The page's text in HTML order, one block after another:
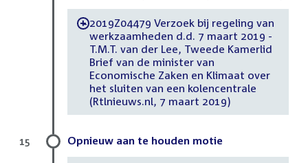
-2019Z04479 Verzoek bij regeling van
werkzaamheden d.d. 7 maart 2019 -
T.M.T. van der Lee, Tweede Kamerlid
Brief van de minister van
Economische Zaken en Klimaat over
het sluiten van een kolencentrale
(Rtlnieuws.nl, 7 maart 2019)
Opnieuw aan te houden motie
15